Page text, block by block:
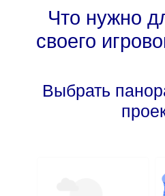
Что нужно
своего
Выбрать